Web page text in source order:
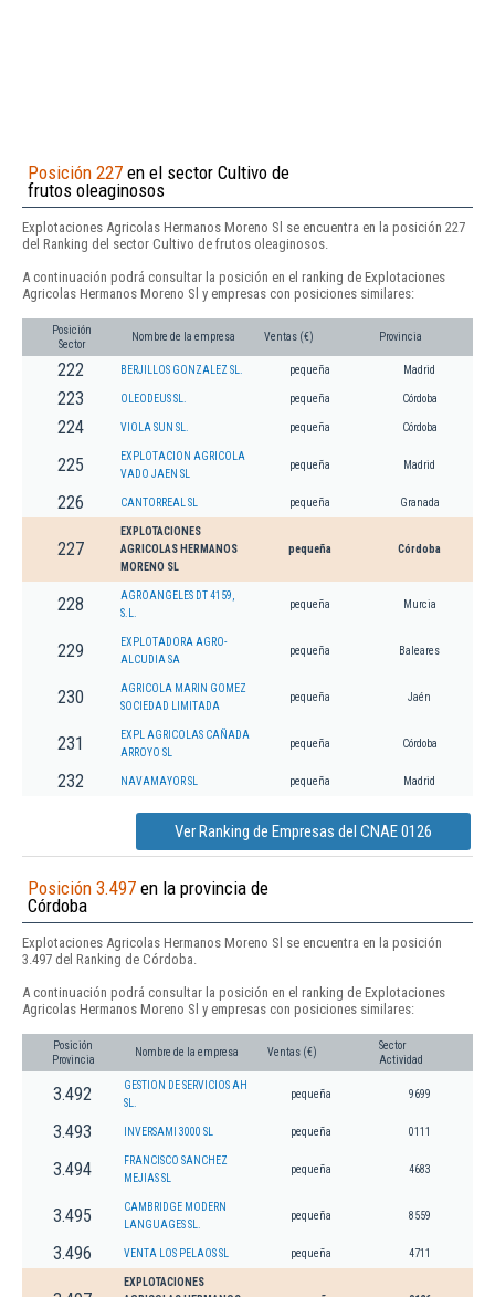
Posición 227 en el sector Cultivo de
frutos oleaginosos
Explotaciones Agricolas Hermanos Moreno Sl se encuentra en la posición 227
del Ranking del sector Cultivo de frutos oleaginosos.
A continuación podrá consultar la posición en el ranking de Explotaciones
Agricolas Hermanos Moreno Sl y empresas con posiciones similares:
Posición
Sector
Nombre de la empresa Ventas (€) Provincia
222 BERJILLOS GONZALEZ SL. pequeña Madrid
223 OLEODEUS SL. pequeña Córdoba
224 VIOLA SUN SL. pequeña Córdoba
225
EXPLOTACION AGRICOLA
VADO JAEN SL
pequeña Madrid
226 CANTORREAL SL pequeña Granada
227
EXPLOTACIONES
AGRICOLAS HERMANOS
MORENO SL
pequeña Córdoba
228
AGROANGELES DT 4159,
S.L.
pequeña Murcia
229
EXPLOTADORA AGRO-
ALCUDIA SA
pequeña Baleares
230
AGRICOLA MARIN GOMEZ
SOCIEDAD LIMITADA
pequeña Jaén
231
EXPL AGRICOLAS CAÑADA
ARROYO SL
pequeña Córdoba
232 NAVAMAYOR SL pequeña Madrid
Ver Ranking de Empresas del CNAE 0126
Posición 3.497 en la provincia de
Córdoba
Explotaciones Agricolas Hermanos Moreno Sl se encuentra en la posición
3.497 del Ranking de Córdoba.
A continuación podrá consultar la posición en el ranking de Explotaciones
Agricolas Hermanos Moreno Sl y empresas con posiciones similares:
Posición
Provincia
Nombre de la empresa Ventas (€)
Sector
Actividad
3.492
GESTION DE SERVICIOS AH
SL.
pequeña 9699
3.493 INVERSAMI 3000 SL pequeña 0111
3.494
FRANCISCO SANCHEZ
MEJIAS SL
pequeña 4683
3.495
CAMBRIDGE MODERN
LANGUAGES SL.
pequeña 8559
3.496 VENTA LOS PELAOS SL pequeña 4711
EXPLOTACIONES